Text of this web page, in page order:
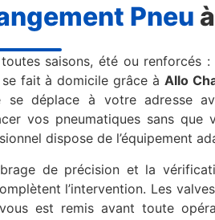
Pneu
toutes saisons, été ou renforcés
se fait à domicile grâce à Allo
se déplace à votre adresse
vos pneumatiques sans
dispose de l’équipement
de précision et la
l’intervention. Les
est remis avant toute